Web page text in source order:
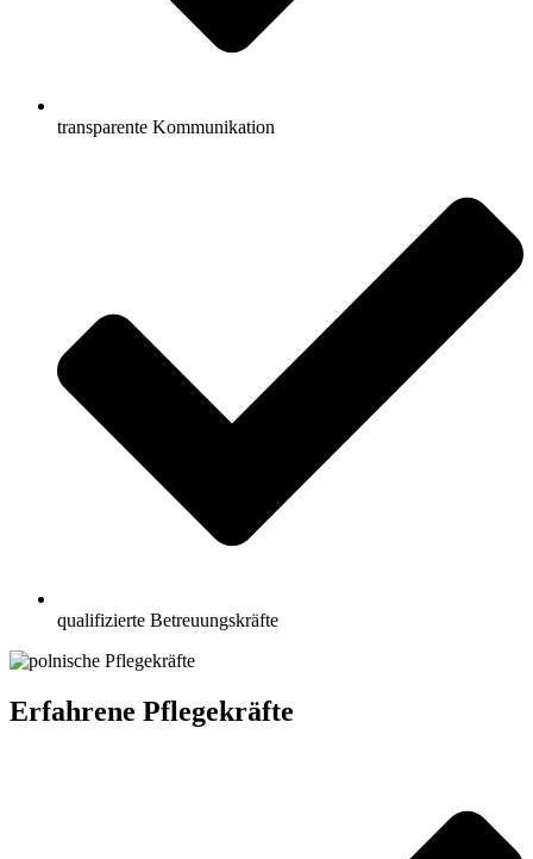
transparente Kommunikation
qualifizierte Betreuungskräfte
Erfahrene Pflegekräfte